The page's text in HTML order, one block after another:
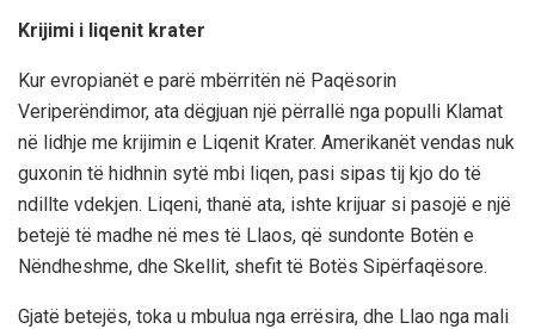
Krijimi i liqenit krater
Kur evropianët e parë mbërritën në Paqësorin
Veriperëndimor, ata dëgjuan një përrallë nga populli Klamat
në lidhje me krijimin e Liqenit Krater. Amerikanët vendas nuk
guxonin të hidhnin sytë mbi liqen, pasi sipas tij kjo do të
ndillte vdekjen. Liqeni, thanë ata, ishte krijuar si pasojë e një
betejë të madhe në mes të Llaos, që sundonte Botën e
Nëndheshme, dhe Skellit, shefit të Botës Sipërfaqësore.
Gjatë betejës, toka u mbulua nga errësira, dhe Llao nga mali